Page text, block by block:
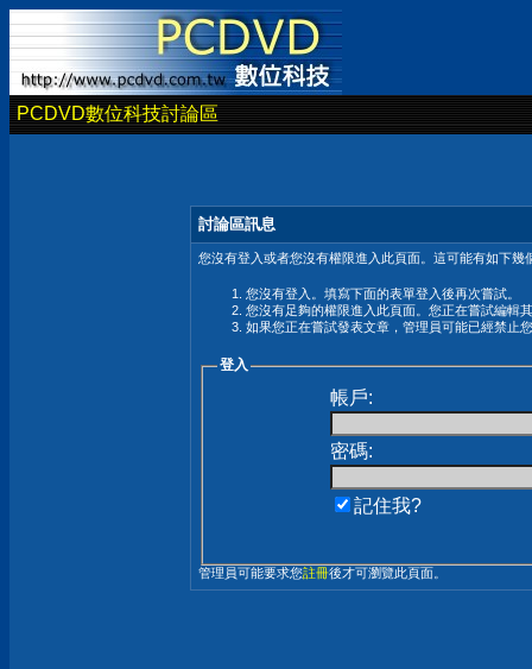
PCDVD數位科技討論區
討論區訊息
您沒有登入或者您沒有權限進入此頁面。這可能有如下幾
您沒有登入。填寫下面的表單登入後再次嘗試。
您沒有足夠的權限進入此頁面。您正在嘗試編輯
如果您正在嘗試發表文章，管理員可能已經禁止
登入
帳戶:
密碼:
記住我?
管理員可能要求您註冊後才可瀏覽此頁面。